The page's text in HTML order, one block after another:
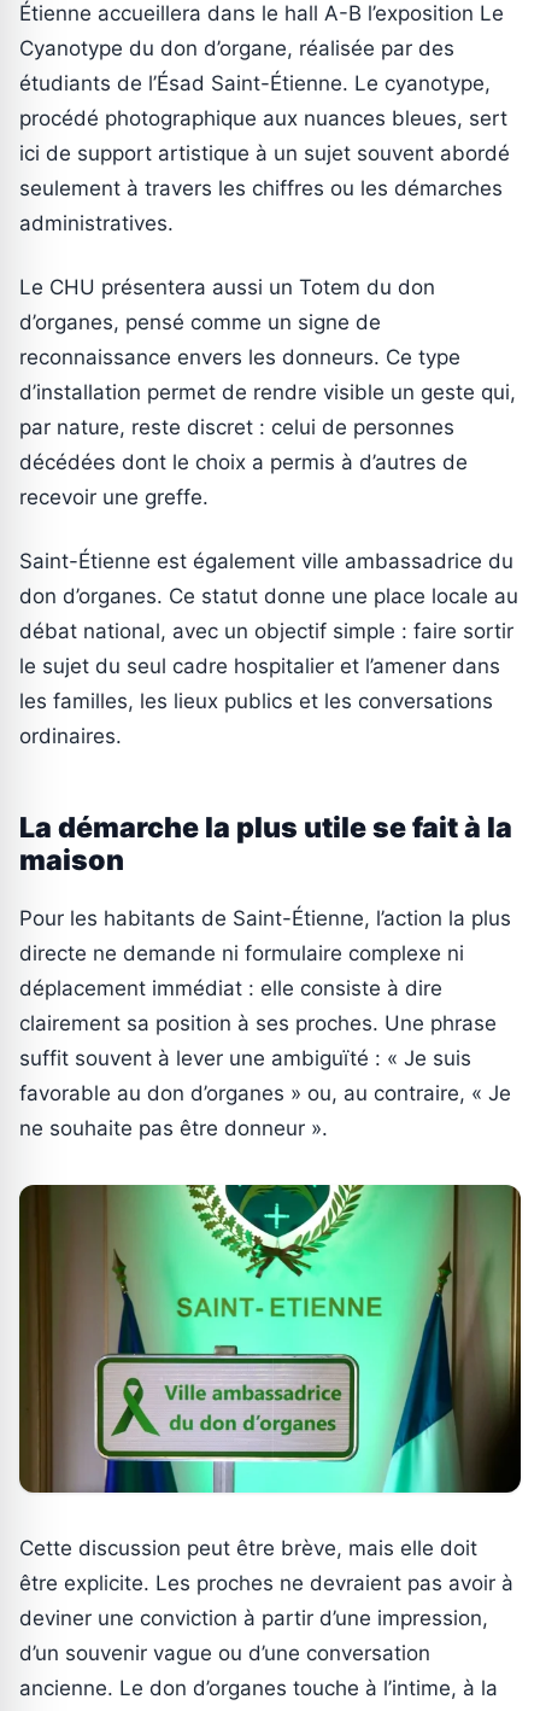
Étienne accueillera dans le hall A-B l’exposition Le
Cyanotype du don d’organe, réalisée par des
étudiants de l’Ésad Saint-Étienne. Le cyanotype,
procédé photographique aux nuances bleues, sert
ici de support artistique à un sujet souvent abordé
seulement à travers les chiffres ou les démarches
administratives.
Le CHU présentera aussi un Totem du don
d’organes, pensé comme un signe de
reconnaissance envers les donneurs. Ce type
d’installation permet de rendre visible un geste qui,
par nature, reste discret : celui de personnes
décédées dont le choix a permis à d’autres de
recevoir une greffe.
Saint-Étienne est également ville ambassadrice du
don d’organes. Ce statut donne une place locale au
débat national, avec un objectif simple : faire sortir
le sujet du seul cadre hospitalier et l’amener dans
les familles, les lieux publics et les conversations
ordinaires.
La démarche la plus utile se fait à la
maison
Pour les habitants de Saint-Étienne, l’action la plus
directe ne demande ni formulaire complexe ni
déplacement immédiat : elle consiste à dire
clairement sa position à ses proches. Une phrase
suffit souvent à lever une ambiguïté : « Je suis
favorable au don d’organes » ou, au contraire, « Je
ne souhaite pas être donneur ».
Cette discussion peut être brève, mais elle doit
être explicite. Les proches ne devraient pas avoir à
deviner une conviction à partir d’une impression,
d’un souvenir vague ou d’une conversation
ancienne. Le don d’organes touche à l’intime, à la